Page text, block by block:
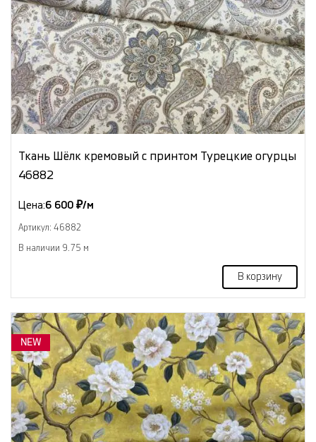
Ткань Шёлк кремовый с принтом Турецкие огурцы
46882
Цена:6 600 ₽/м
Артикул: 46882
В наличии 9.75 м
В корзину
NEW